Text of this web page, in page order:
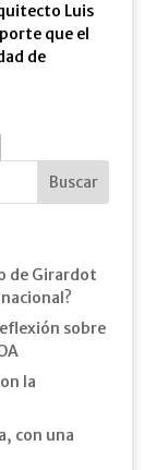
Luis
que el
de
de Girardot
sobre
la
con una